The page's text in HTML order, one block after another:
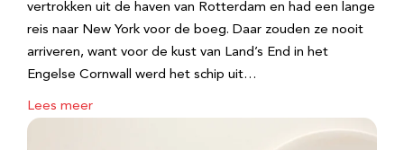
vertrokken uit de haven van Rotterdam en had een lange
reis naar New York voor de boeg. Daar zouden ze nooit
arriveren, want voor de kust van Land’s End in het
Engelse Cornwall werd het schip uit…
Lees meer